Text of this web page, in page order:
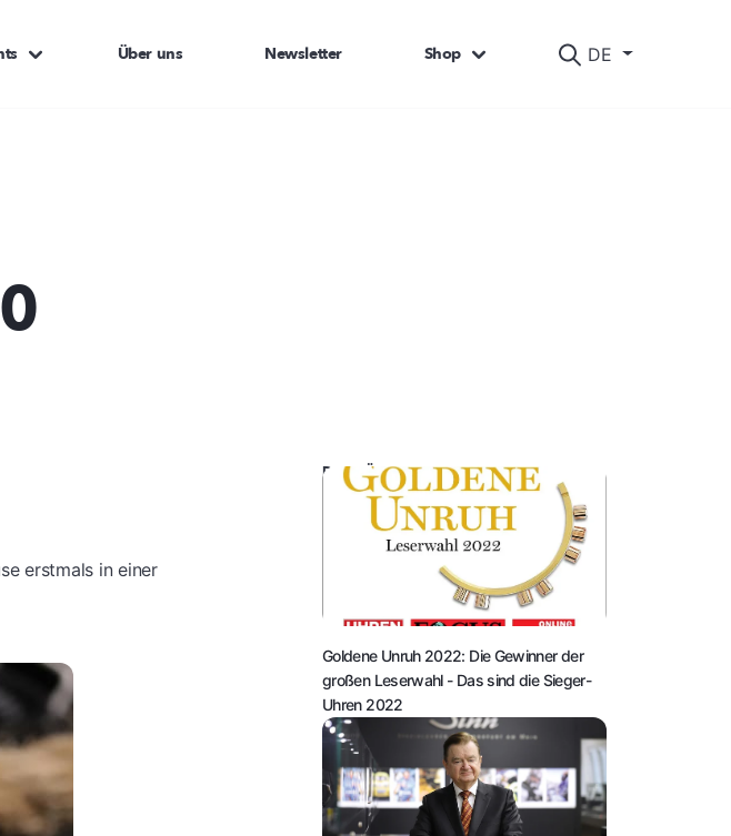
DE
Über uns Newsletter Shop
erstmals in einer
DAS KÖNNTE SIE AUCH INTERESSIEREN:
Goldene Unruh 2022: Die Gewinner der
großen Leserwahl - Das sind die Sieger-
Uhren 2022